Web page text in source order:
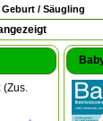
/ Säugling
(Zus.